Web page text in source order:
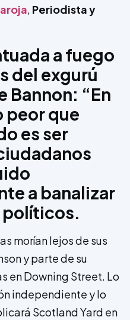
, Periodista y
a fuego
del exgurú
Bannon: “En
peor que
es ser
a banalizar
políticos.
morían lejos de sus
y parte de su
en Downing Street. Lo
independiente y lo
Scotland Yard en